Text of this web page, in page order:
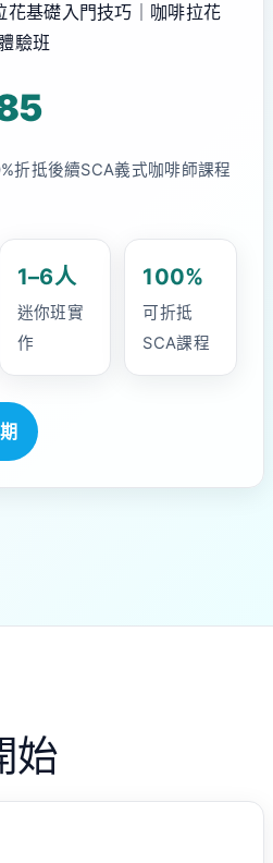
花基礎入門技巧｜咖啡拉花
驗班
折抵後續SCA義式咖啡師課程
1–6人
迷你班實
作
100%
可折抵
SCA課程
始